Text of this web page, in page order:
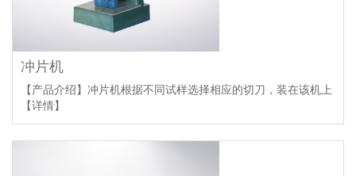
冲片机
【产品介绍】冲片机根据不同试样选择相应的切刀，装在该机上
【详情】